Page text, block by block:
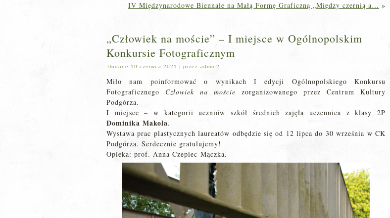
IV Międzynarodowe Biennale na Małą Formę Graficzną „Między czernią a… »
„Człowiek na moście” – I miejsce w Ogólnopolskim
Konkursie Fotograficznym
Dodane 19 czerwca 2021 | przez admin2
Miło nam poinformować o wynikach I edycji Ogólnopolskiego Konkursu
Fotograficznego Człowiek na moście zorganizowanego przez Centrum Kultury
Podgórza.
I miejsce – w kategorii uczniów szkół średnich zajęła uczennica z klasy 2P
Dominika Makola.
Wystawa prac plastycznych laureatów odbędzie się od 12 lipca do 30 września w CK
Podgórza. Serdecznie gratulujemy!
Opieka: prof. Anna Czepiec-Mączka.